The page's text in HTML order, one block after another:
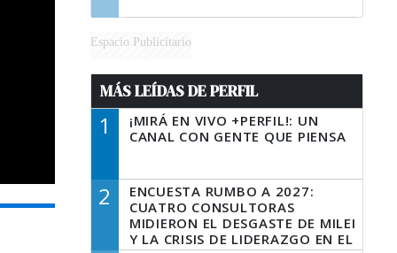
Espacio Publicitario
MÁS LEÍDAS DE PERFIL
1
¡MIRÁ EN VIVO +PERFIL!: UN
CANAL CON GENTE QUE PIENSA
2
ENCUESTA RUMBO A 2027:
CUATRO CONSULTORAS
MIDIERON EL DESGASTE DE MILEI
Y LA CRISIS DE LIDERAZGO EN EL